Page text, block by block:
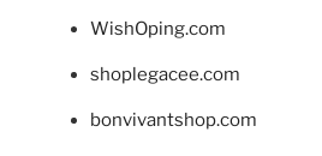
WishOping.com
shoplegacee.com
bonvivantshop.com